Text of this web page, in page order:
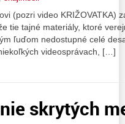
(pozri video KRIŽOVATKA)
tie tajné materiály, ktoré
ľuďom nedostupné celé
videosprávach, […]
skrytých